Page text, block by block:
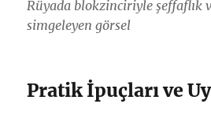
Rüyada blokzinciriyle şeffaflık
simgeleyen görsel
Pratik İpuçları ve